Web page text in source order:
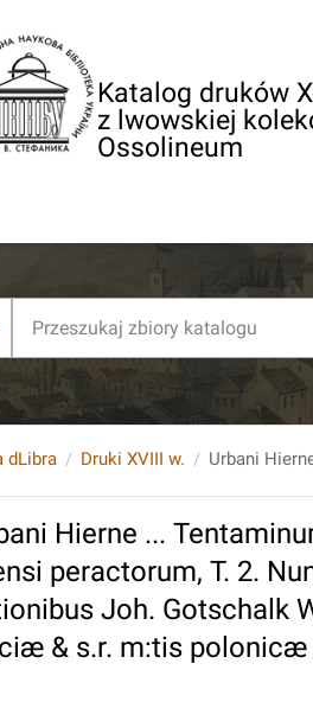
Katalog druków
z lwowskiej
Ossolineum
dLibra Druki XVIII w.
Hierne ...
peractorum, T. 2.
Joh. Gotschalk
& s.r. m:tis